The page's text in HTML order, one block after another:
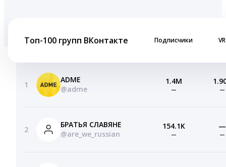
Топ-100 групп ВКонтакте Подписчики VR
1
ADME
@adme
1.4M
— —
2
БРАТЬЯ СЛАВЯНЕ
@are_we_russian
154.1K
—
—
—